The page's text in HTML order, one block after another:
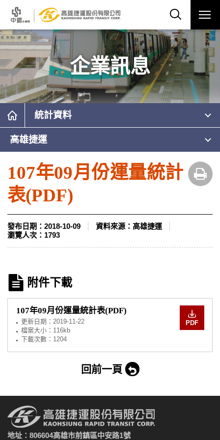
企業訊息
統計資料
高雄捷運
107年09月份運量統計
表(PDF)
發布日期： 2018-10-09 資料來源： 高雄捷運
瀏覽人次： 1793
附件下載
107年09月份運量統計表(PDF)
更新日期： 2019-11-22
檔案大小：116kb
下載次數：1204
PDF
回前一頁
地址：806604高雄市前鎮區中安路1號